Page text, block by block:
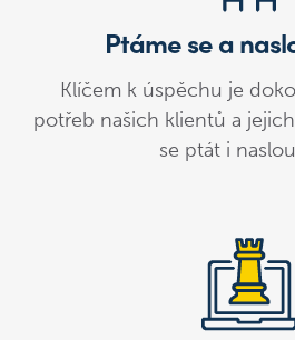
Ptáme se a
Klíčem k úspěchu je
potřeb našich klientů a
se ptát i